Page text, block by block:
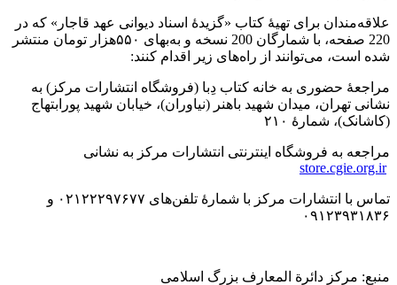
علاقه‌مندان برای تهیۀ کتاب «گزیدۀ اسناد دیوانی عهد قاجار» که در
220 صفحه، با شمارگان 200 نسخه و به‌بهای ۵۵۰هزار تومان منتشر
شده است، می‌توانند از راه‌های زیر اقدام کنند:
مراجعۀ حضوری به خانه کتاب دِبا (فروشگاه انتشارات مرکز) به
نشانی تهران، میدان شهید باهنر (نیاوران)، خیابان شهید پورابتهاج
(کاشانک)، شمارۀ ۲۱۰
مراجعه به فروشگاه اینترنتی انتشارات مرکز به نشانی
store.cgie.org.ir
تماس با انتشارات مرکز با شمارۀ تلفن‌های ۰۲۱۲۲۲۹۷۶۷۷ و
۰۹۱۲۳۹۳۱۸۳۶
منبع: مرکز دائرة المعارف بزرگ اسلامی